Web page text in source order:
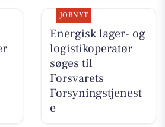
JOBNYT
Energisk lager- og
logistikoperatør
søges til
Forsvarets
Forsyningstjenest
e